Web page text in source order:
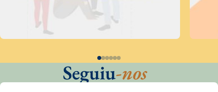
Seguiu-nos